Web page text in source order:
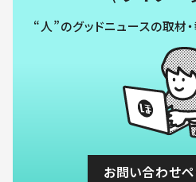
“人”のグッドニュースの取材
お問い合わせ